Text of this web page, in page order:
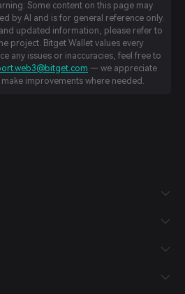
Some content on this page may
by AI and is for general reference only.
updated information, please refer to
project. Bitget Wallet values every
any issues or inaccuracies, feel free to
— we appreciate
improvements where needed.